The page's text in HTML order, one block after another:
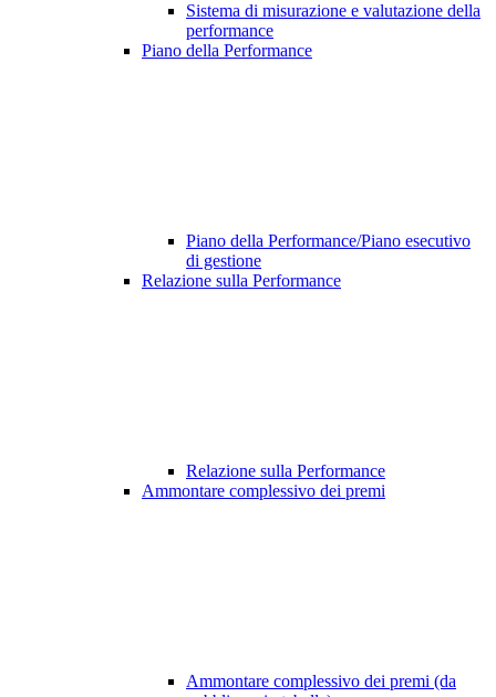
Sistema di misurazione e valutazione della
performance
Piano della Performance
Piano della Performance/Piano esecutivo
di gestione
Relazione sulla Performance
Relazione sulla Performance
Ammontare complessivo dei premi
Ammontare complessivo dei premi (da